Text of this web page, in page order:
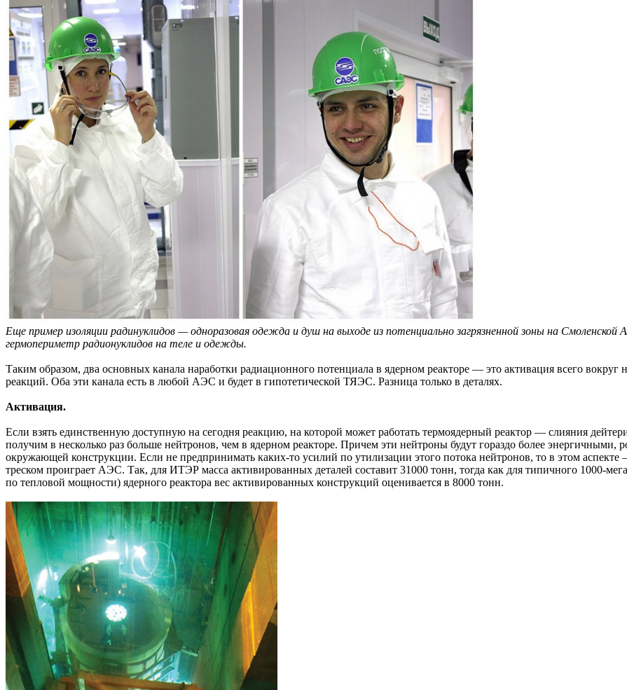
Еще пример изоляции радинуклидов — одноразовая одежда и душ на выходе из потенциально загрязненной зоны на
гермопериметр радионуклидов на теле и одежды.
Таким образом, два основных канала наработки радиационного потенциала в ядерном реакторе — это активация всего
реакций. Оба эти канала есть в любой АЭС и будет в гипотетической ТЯЭС. Разница только в деталях.
Активация.
Если взять единственную доступную на сегодня реакцию, на которой может работать термоядерный реактор — слияния
получим в несколько раз больше нейтронов, чем в ядерном реакторе. Причем эти нейтроны будут гораздо более энергичными,
окружающей конструкции. Если не предпринимать каких-то усилий по утилизации этого потока нейтронов, то в этом
треском проиграет АЭС. Так, для ИТЭР масса активированных деталей составит 31000 тонн, тогда как для типичного 1000-
по тепловой мощности) ядерного реактора вес активированных конструкций оценивается в 8000 тонн.